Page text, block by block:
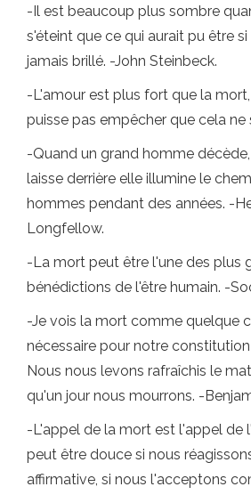
-Il est beaucoup plus sombre
s'éteint que ce qui aurait pu être
jamais brillé. -John Steinbeck.
-L'amour est plus fort que la
puisse pas empêcher que cela ne
-Quand un grand homme
laisse derrière elle illumine le
hommes pendant des années. -
Longfellow.
-La mort peut être l'une des plus
bénédictions de l'être humain. -
-Je vois la mort comme quelque
nécessaire pour notre
Nous nous levons rafraîchis le
qu'un jour nous mourrons. -
-L'appel de la mort est l'appel de
peut être douce si nous
affirmative, si nous l'acceptons